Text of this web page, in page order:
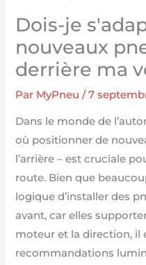
Dois-je
nouveaux
derrière ma
Par MyPneu/7
Dans le monde de
où positionner de
l’arrière – est cruciale
route. Bien que
logique d’installer des
avant, car elles
moteur et la direction, il
recommandations